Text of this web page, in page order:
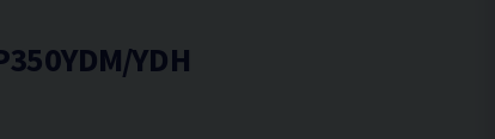
YDH